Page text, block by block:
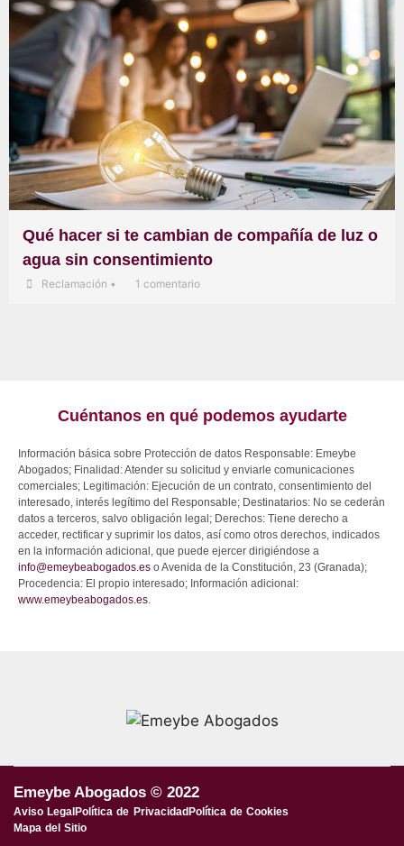
Qué hacer si te cambian de compañía de luz o
agua sin consentimiento
Reclamación • 1 comentario
Cuéntanos en qué podemos ayudarte
Información básica sobre Protección de datos Responsable: Emeybe
Abogados; Finalidad: Atender su solicitud y enviarle comunicaciones
comerciales; Legitimación: Ejecución de un contrato, consentimiento del
interesado, interés legítimo del Responsable; Destinatarios: No se cederán
datos a terceros, salvo obligación legal; Derechos: Tiene derecho a
acceder, rectificar y suprimir los datos, así como otros derechos, indicados
en la información adicional, que puede ejercer dirigiéndose a
info@emeybeabogados.es o Avenida de la Constitución, 23 (Granada);
Procedencia: El propio interesado; Información adicional:
www.emeybeabogados.es
Emeybe Abogados © 2022
Aviso Legal Política de Privacidad Política de Cookies
Mapa del Sitio